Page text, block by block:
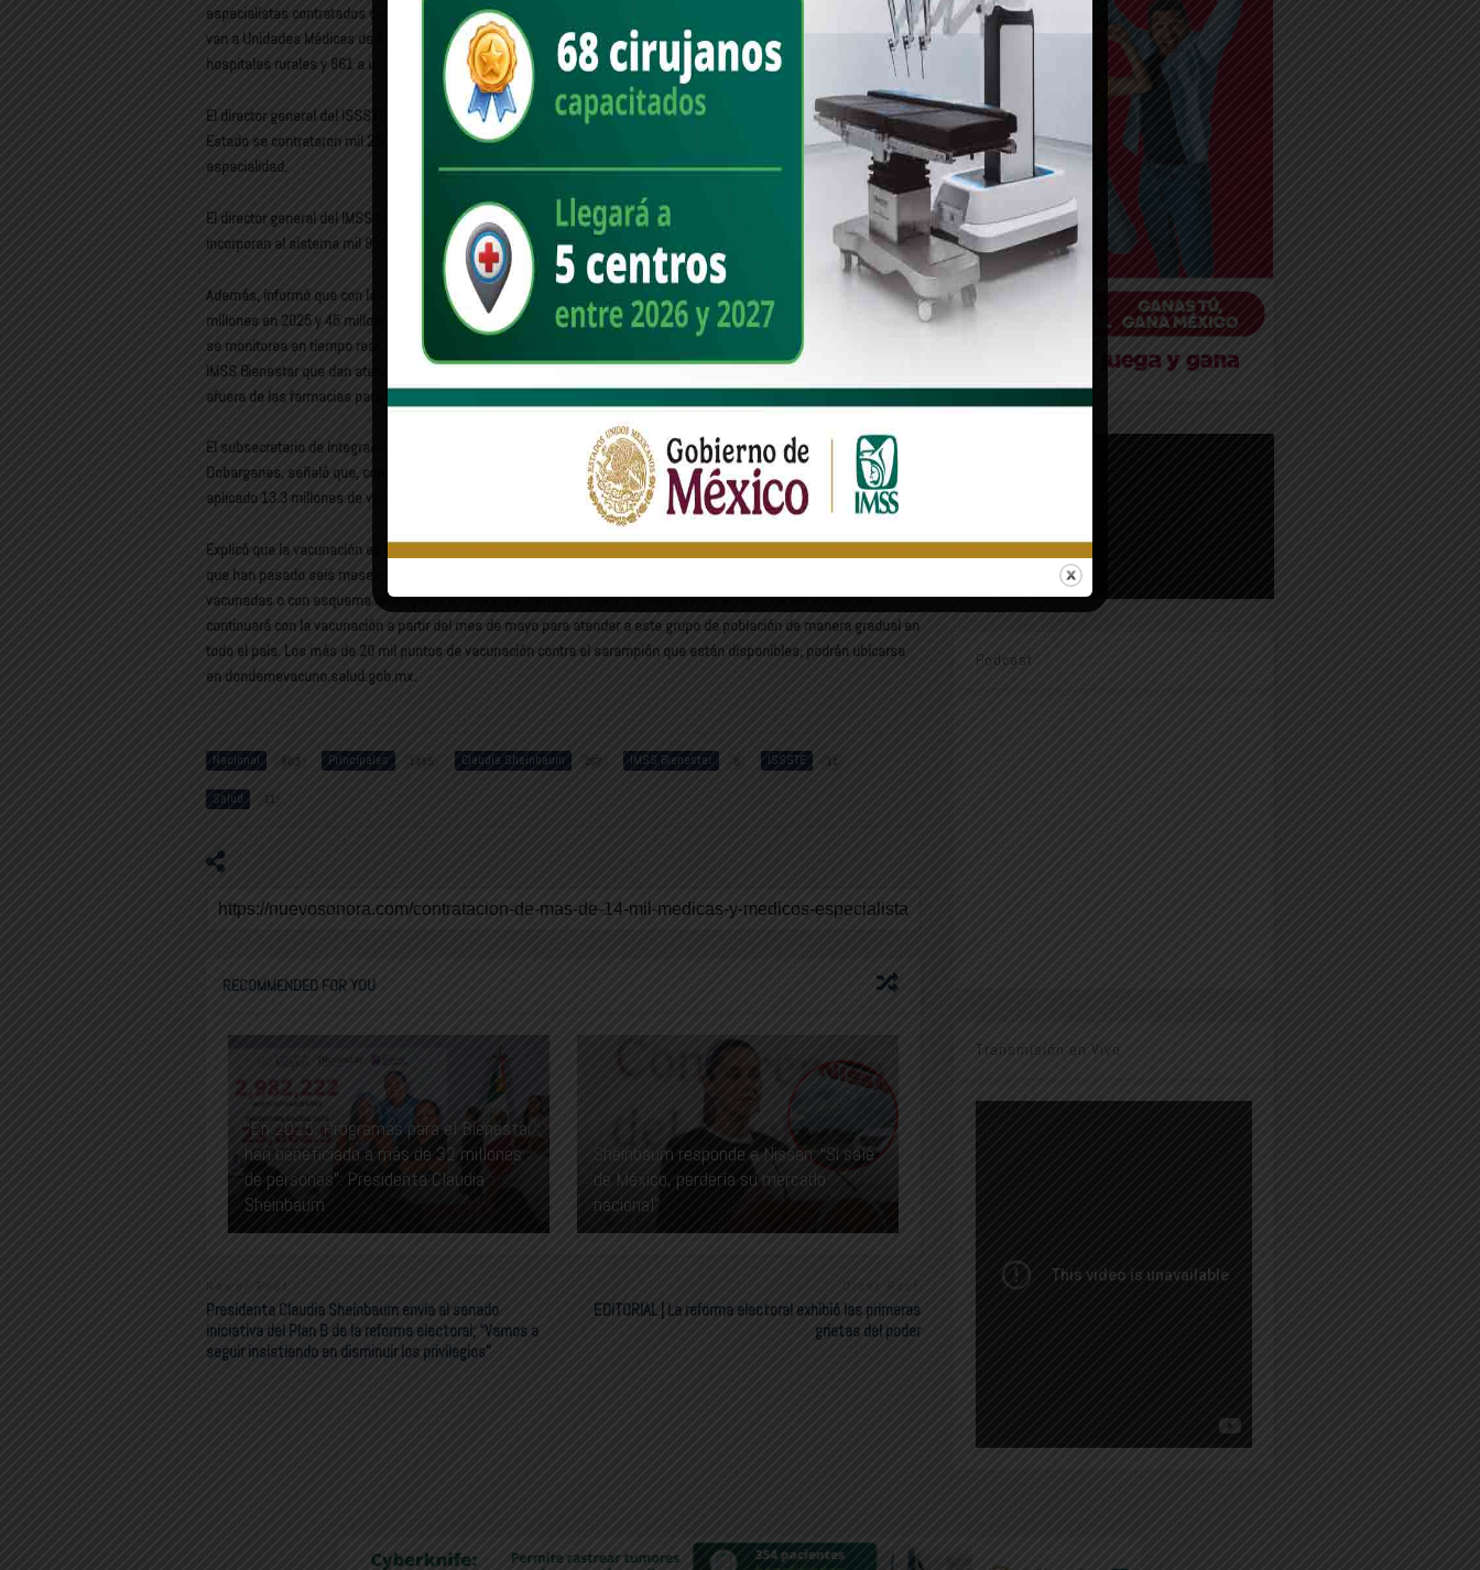
especialistas contratados con 10 mil 785 médicas y médicos: 5 mil 694 mujeres y 5 mil 91 hombres. De ellos, 446
van a Unidades Médicas de Alta Especialidad; 8 mil 438 a hospitales regionales, de zona y subzona; mil 40 a
hospitales rurales y 861 a unidades médicas familiares.
El director general del ISSSTE, Martí Batres Guadarrama, informó que para la salud de las y los trabajadores del
Estado se contrataron mil 295 médicas y médicos de 22 especialidades, 34 subespecialidades y 18 de alta
especialidad.
El director general del IMSS Bienestar, Alejandro Svarch Pérez, señaló que en el caso de esta dependencia se
incorporan al sistema mil 956 médicas y médicos especialistas.
Además, informó que con las Rutas de la Salud se han entregado 160 millones de piezas de medicamentos: 115
millones en 2025 y 45 millones en lo que va de 2026. Respecto al abasto de medicamentos oncológicos, explicó que
se monitorea en tiempo real, por lo que la disponibilidad fluctúa entre el 91 y 97 por ciento en las 56 unidades del
IMSS Bienestar que dan atención oncológica. Además, se implementa el botón blanco en teléfonos instalados
afuera de las farmacias para reportar la interrupción en disponibilidad o sugerir la compra de medicamentos.
El subsecretario de Integración Sectorial y Coordinación de Servicios de Atención Médica, Eduardo Clark García
Dobarganes, señaló que, con la estrategia nacional de atención al sarampión, del 12 de febrero a la fecha se han
aplicado 13.3 millones de vacunas; la meta es vacunar en 10 semanas a 25 millones de personas.
Explicó que la vacunación es para niñas y niños de entre 6 meses a 12 años que no han recibido ninguna dosis o
que han pasado seis meses desde su primera aplicación. También para personas de entre 13 a 49 años no
vacunadas o con esquema incompleto, en Durango, Sonora, Puebla y Quintana Roo; el resto de las entidades
continuará con la vacunación a partir del mes de mayo para atender a este grupo de población de manera gradual en
todo el país. Los más de 20 mil puntos de vacunación contra el sarampión que están disponibles, podrán ubicarse
en dondemevacuno.salud.gob.mx.
Nacional 803 Principales 1485 Claudia Sheinbaum 267 IMSS Bienestar 8 ISSSTE 11
Salud 11
RECOMMENDED FOR YOU
“En 2025, Programas para el Bienestar
han beneficiado a más de 32 millones
de personas”: Presidenta Claudia
Sheinbaum
Sheinbaum responde a Nissan: “Si sale
de México, perdería su mercado
nacional”
Newer Post
Presidenta Claudia Sheinbaum envía al senado
iniciativa del Plan B de la reforma electoral; “Vamos a
seguir insistiendo en disminuir los privilegios”
Older Post
EDITORIAL | La reforma electoral exhibió las primeras
grietas del poder
Podcast
Transmisión en Vivo